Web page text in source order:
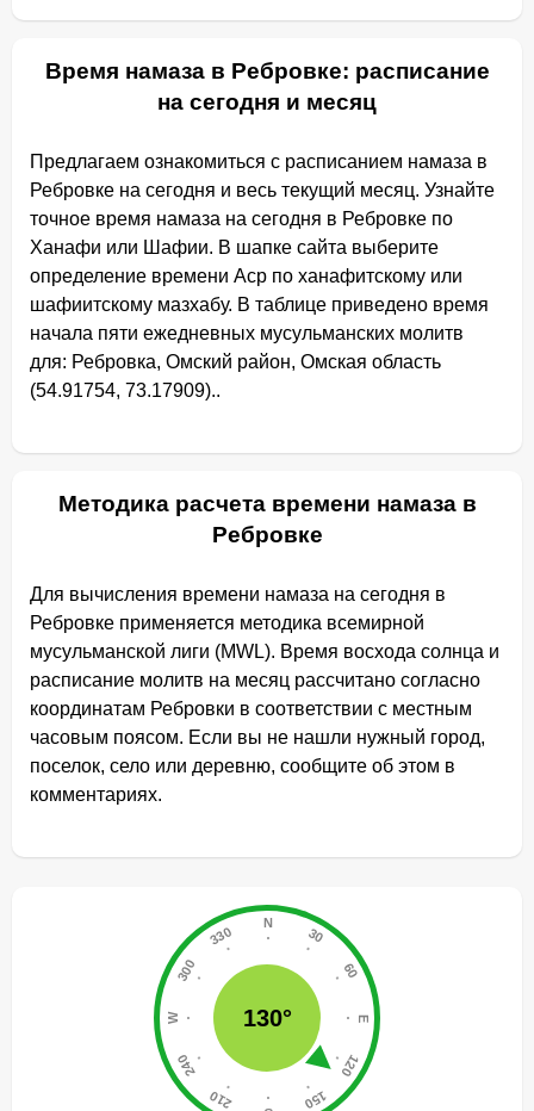
Время намаза в Ребровке: расписание
на сегодня и месяц
Предлагаем ознакомиться с расписанием намаза в
Ребровке на сегодня и весь текущий месяц. Узнайте
точное время намаза на сегодня в Ребровке по
Ханафи или Шафии. В шапке сайта выберите
определение времени Аср по ханафитскому или
шафиитскому мазхабу. В таблице приведено время
начала пяти ежедневных мусульманских молитв
для: Ребровка, Омский район, Омская область
(54.91754, 73.17909)..
Методика расчета времени намаза в
Ребровке
Для вычисления времени намаза на сегодня в
Ребровке применяется методика всемирной
мусульманской лиги (MWL). Время восхода солнца и
расписание молитв на месяц рассчитано согласно
координатам Ребровки в соответствии с местным
часовым поясом. Если вы не нашли нужный город,
поселок, село или деревню, сообщите об этом в
комментариях.
130°